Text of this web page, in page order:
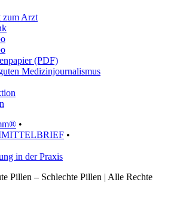
zum Arzt
(PDF)
Medizinjournalismus
•
•
in der Praxis
Pillen – Schlechte Pillen | Alle Rechte